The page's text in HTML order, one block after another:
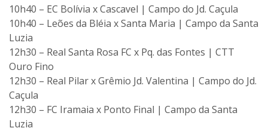
10h40 – EC Bolívia x Cascavel | Campo do Jd. Caçula
10h40 – Leões da Bléia x Santa Maria | Campo da Santa
Luzia
12h30 – Real Santa Rosa FC x Pq. das Fontes | CTT
Ouro Fino
12h30 – Real Pilar x Grêmio Jd. Valentina | Campo do Jd.
Caçula
12h30 – FC Iramaia x Ponto Final | Campo da Santa
Luzia